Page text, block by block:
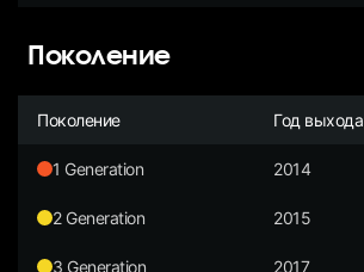
Поколение
Поколение Год выхода
1 Generation 2014
2 Generation 2015
3 Generation 2017